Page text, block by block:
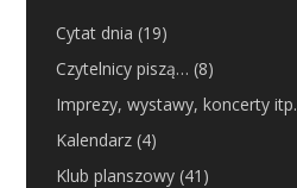
Cytat dnia (19)
Czytelnicy piszą… (8)
Imprezy, wystawy, koncerty itp.
Kalendarz(4)
Klub planszowy(41)